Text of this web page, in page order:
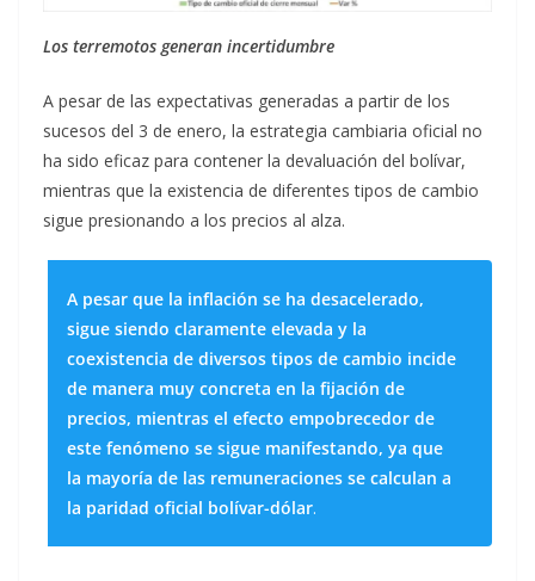
Los terremotos generan incertidumbre
A pesar de las expectativas generadas a partir de los
sucesos del 3 de enero, la estrategia cambiaria oficial no
ha sido eficaz para contener la devaluación del bolívar,
mientras que la existencia de diferentes tipos de cambio
sigue presionando a los precios al alza.
A pesar que la inflación se ha desacelerado,
sigue siendo claramente elevada y la
coexistencia de diversos tipos de cambio incide
de manera muy concreta en la fijación de
precios, mientras el efecto empobrecedor de
este fenómeno se sigue manifestando, ya que
la mayoría de las remuneraciones se calculan a
la paridad oficial bolívar-dólar.